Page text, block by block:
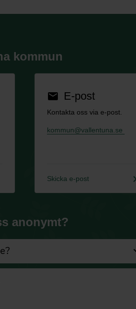
kommun
email E-post
Kontakta oss via e-post.
kommun@vallentuna.se
Skicka e-post
anonymt?